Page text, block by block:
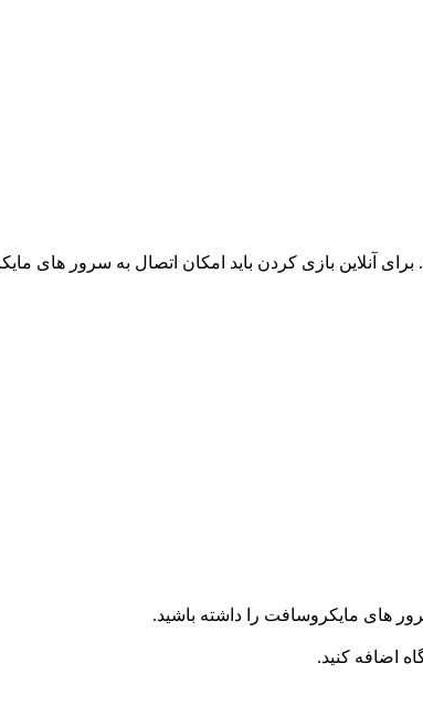
آنلاین بازی کردن باید امکان اتصال به سرور های